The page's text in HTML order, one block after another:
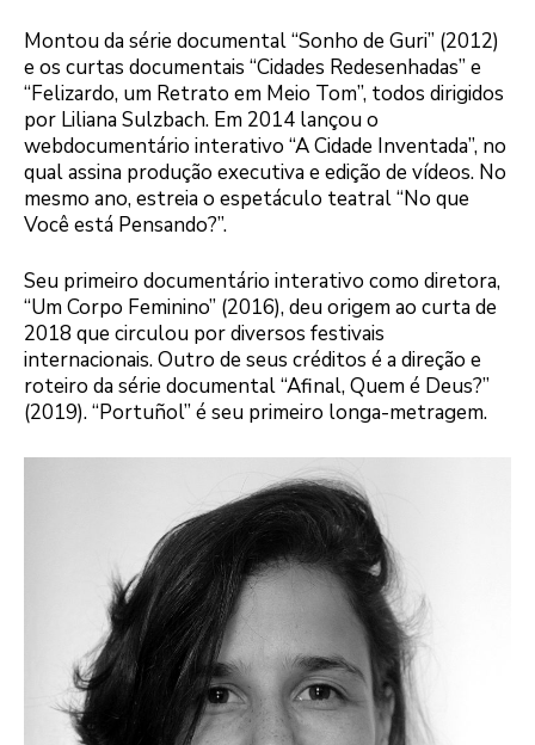
Montou da série documental “Sonho de Guri” (2012)
e os curtas documentais “Cidades Redesenhadas” e
“Felizardo, um Retrato em Meio Tom”, todos dirigidos
por Liliana Sulzbach. Em 2014 lançou o
webdocumentário interativo “A Cidade Inventada”, no
qual assina produção executiva e edição de vídeos. No
mesmo ano, estreia o espetáculo teatral “No que
Você está Pensando?”.
Seu primeiro documentário interativo como diretora,
“Um Corpo Feminino” (2016), deu origem ao curta de
2018 que circulou por diversos festivais
internacionais. Outro de seus créditos é a direção e
roteiro da série documental “Afinal, Quem é Deus?”
(2019). “Portuñol” é seu primeiro longa-metragem.